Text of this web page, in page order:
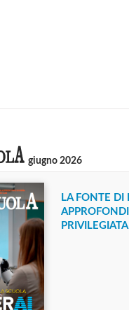
giugno 2026
LA FONTE DI